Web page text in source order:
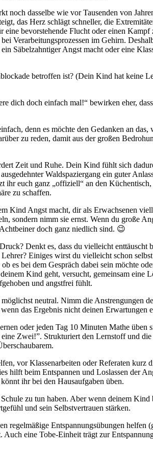
noch dasselbe wie vor Tausenden von
das Herz schlägt schneller, die
bevorstehende Flucht oder einen
Verarbeitungsprozessen im Gehirn.
Säbelzahntiger Angst macht oder eine
betroffen ist? (Dein Kind hat keine
dich doch einfach mal!“ bewirken eher,
denn es möchte den Gedanken an
zu reden, damit aus der großen
Zeit und Ruhe. Dein Kind fühlt sich
Waldspaziergang ein guter
ihr euch ganz „offiziell“ an den
zu schaffen.
Kind Angst macht, dir als Erwachsenen
sondern nimm sie ernst. Wenn du große
doch ganz niedlich sind. 😉
Denkt es, dass du vielleicht enttäuscht
Einiges wirst du vielleicht schon
es bei dem Gespräch dabei sein möchte
Kind geht, versucht, gemeinsam eine
und angstfrei fühlt.
neutral. Nimm die Anstrengungen
das Ergebnis nicht deinen Erwartungen
oder jeden Tag 10 Minuten Mathe üben
Zwei!”. Strukturiert den Lernstoff und
vor Klassenarbeiten oder Referaten kurz
hilft beim Entspannen und Loslassen der
ihr bei den Hausaufgaben üben.
zu tun haben. Aber wenn deinem
und sein Selbstvertrauen stärken.
regelmäßige Entspannungsübungen helfen
eine Tobe-Einheit trägt zur